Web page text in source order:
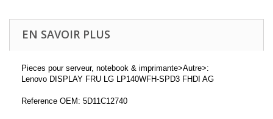
EN SAVOIR PLUS
Pieces pour serveur, notebook & imprimante>Autre>:
Lenovo DISPLAY FRU LG LP140WFH-SPD3 FHDI AG
Reference OEM: 5D11C12740